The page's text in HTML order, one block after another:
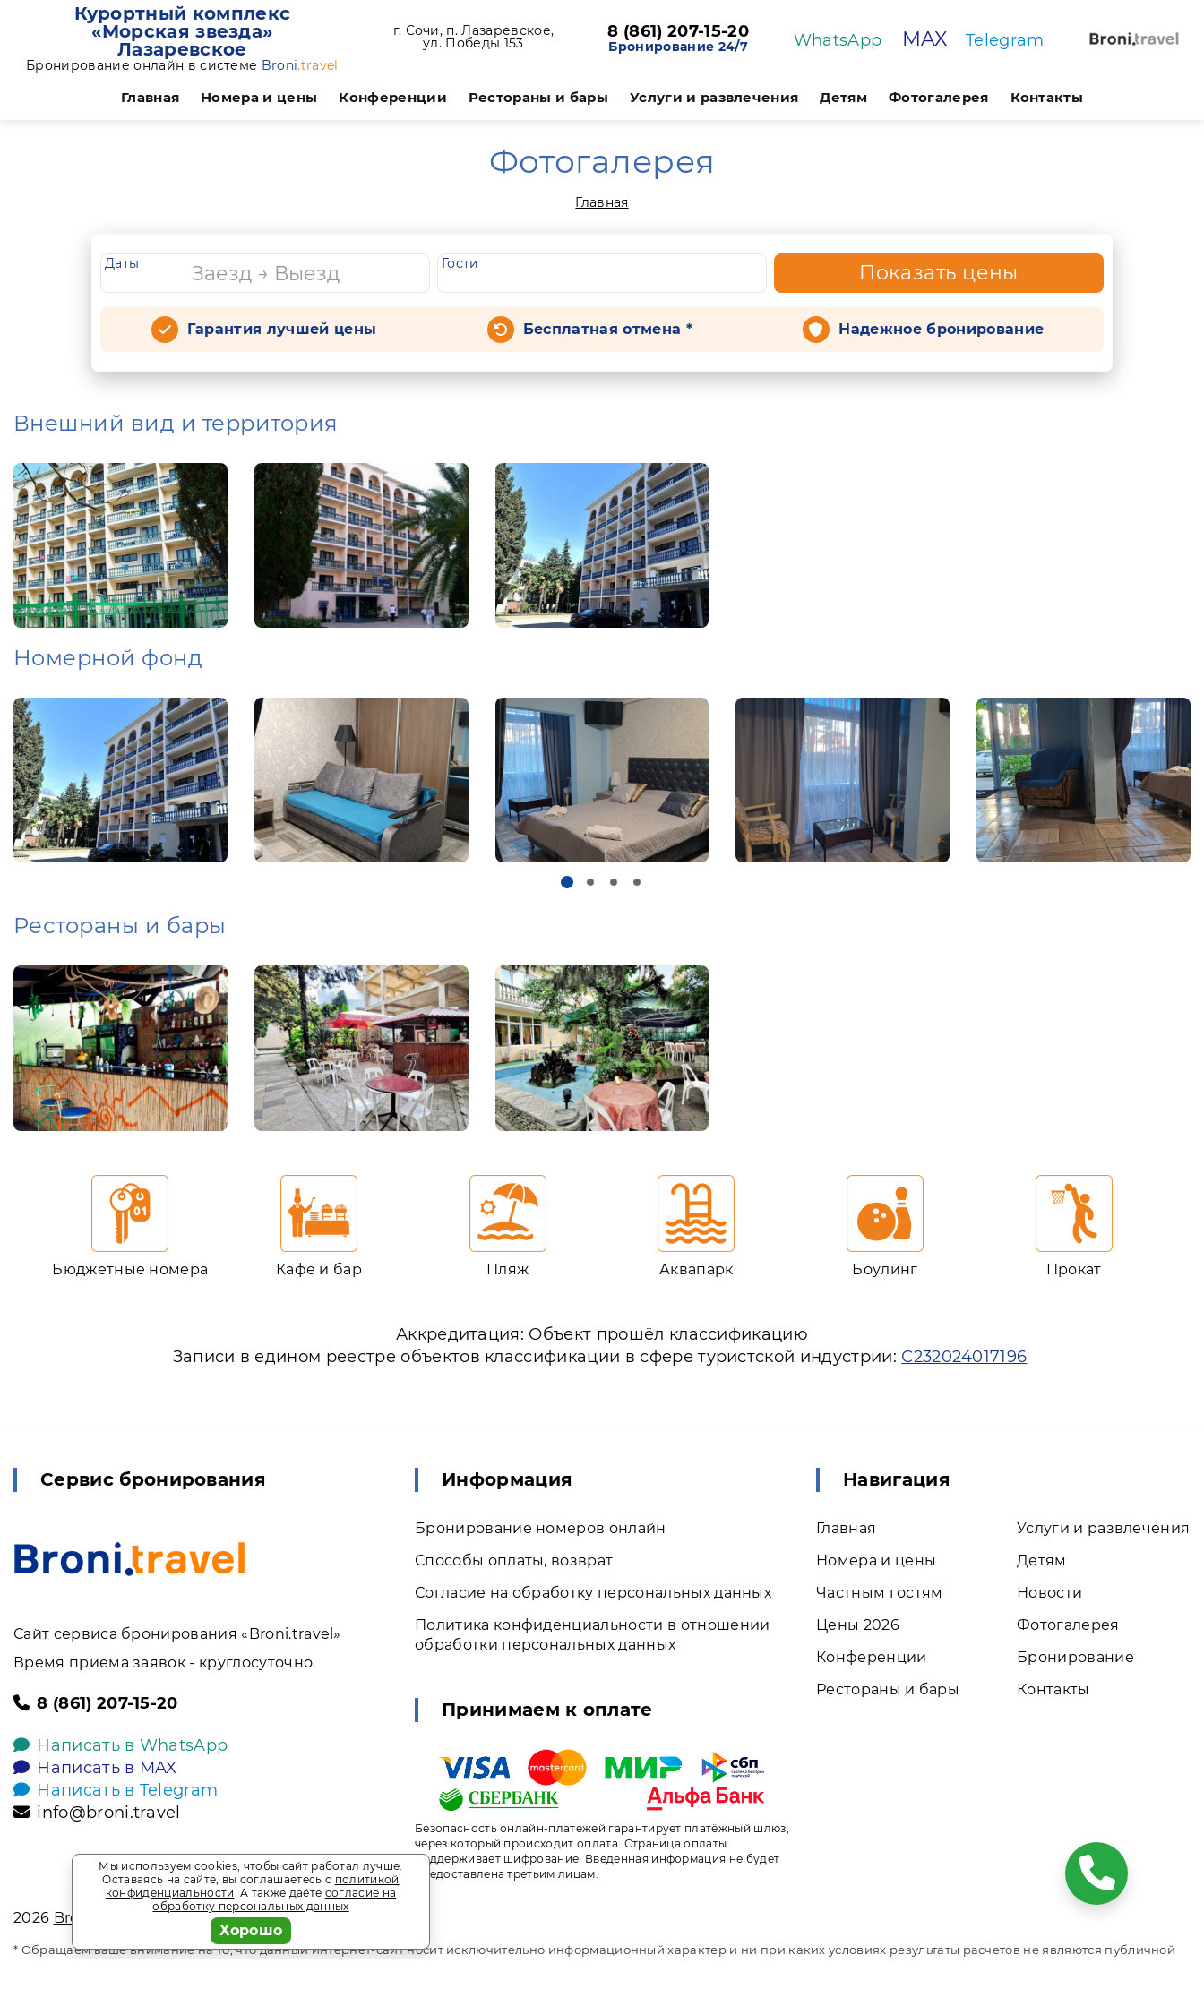
Курортный комплекс
«Морская звезда»
Лазаревское
Бронирование онлайн в системе Broni.travel
г. Сочи, п. Лазаревское,
ул. Победы 153
8 (861) 207-15-20
Бронирование 24/7 WhatsApp MAX Telegram
Главная Номера и цены Конференции Рестораны и бары Услуги и развлечения Детям Фотогалерея Контакты
Фотогалерея
Главная
Даты Гости Показать цены
Гарантия лучшей цены Бесплатная отмена * Надежное бронирование
Внешний вид и территория
Номерной фонд
Рестораны и бары
Бюджетные номера Кафе и бар Пляж Аквапарк Боулинг Прокат
Аккредитация: Объект прошёл классификацию
Записи в едином реестре объектов классификации в сфере туристской индустрии: С232024017196
Сервис бронирования
Сайт сервиса бронирования «Broni.travel»
Время приема заявок - круглосуточно.
8 (861) 207-15-20
Написать в WhatsApp
Написать в MAX
Написать в Telegram
info@broni.travel
Информация
Бронирование номеров онлайн
Способы оплаты, возврат
Согласие на обработку персональных данных
Политика конфиденциальности в отношении
обработки персональных данных
Принимаем к оплате
Безопасность онлайн-платежей гарантирует платёжный шлюз,
через который происходит оплата. Страница оплаты
поддерживает шифрование. Введенная информация не будет
предоставлена третьим лицам.
Навигация
Главная
Номера и цены
Частным гостям
Цены 2026
Конференции
Рестораны и бары
Услуги и развлечения
Детям
Новости
Фотогалерея
Бронирование
Контакты
2026 Broni.travel
* Обращаем ваше внимание на то, что данный интернет-сайт носит исключительно информационный характер и ни при каких условиях результаты расчетов не являются публичной
Мы используем cookies, чтобы сайт работал лучше.
Оставаясь на сайте, вы соглашаетесь с политикой
конфиденциальности. А также даёте согласие на
обработку персональных данных
Хорошо